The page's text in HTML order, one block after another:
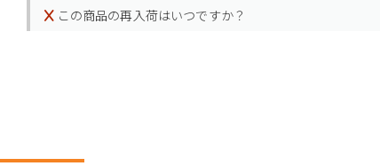
この商品の再入荷はいつですか？